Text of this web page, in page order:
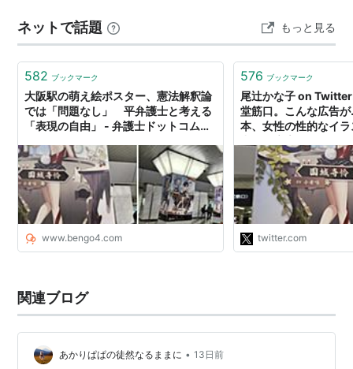
■
北陸本線直通（ 経由）…（至・長浜
敦
■ 湖西線直通（ 経由）…（至・近江塩
津
敦賀
）
■ 山陽本線 直通（姫路駅以遠）…（至・網干
相
生
上郡
）
■ 赤穂線直通（山陽本線経由）…（至・播州赤穂
）
■ JR宝塚線（福知山線）快速（丹波路快速）
篠山口…新三田…〈 川西池田 …〈伊丹駅
■ 大阪環状線
駅〉」→〈天満駅 〉…〈 京橋駅〉…〈
しく紹介します。 大阪駅周辺でランチを探している方
や、「桐玉って本当に美味しいの？」と気になっている
方は、ぜひ最後まで読んで…
ネットで話題 もっと見る
582 ブックマーク
大阪駅の萌え絵ポスター、憲法解釈論
では「問題なし」 平弁護士と考える
「表現の自由」 - 弁護士ドットコムニ
www.bengo4.com
576 ブックマーク
尾辻かな子 on
堂筋口。こんな広告
本、女性の性的なイ
https://t.co/
twitter.com
関連ブログ
あかりぱぱの徒然なるままに • 13日前